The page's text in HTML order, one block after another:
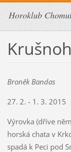
Horoklub
Broněk Bandas
27. 2. - 1. 3. 2015
Výrovka (dříve
horská chata v
spadá k Peci pod